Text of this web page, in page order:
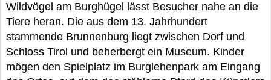
Wildvögel am Burghügel lässt Besucher nahe an die
Tiere heran. Die aus dem 13. Jahrhundert
stammende Brunnenburg liegt zwischen Dorf und
Schloss Tirol und beherbergt ein Museum. Kinder
mögen den Spielplatz im Burglehenpark am Eingang